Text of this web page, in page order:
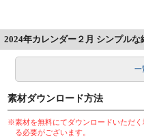
2024年カレンダー２月 シンプル
一
素材ダウンロード方法
※素材を無料にてダウンロードいただく
る必要がございます。